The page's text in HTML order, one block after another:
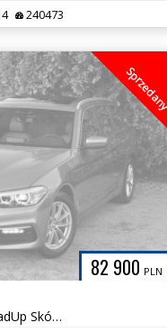
240473
82 900 PLN
Sprzedany
BMW 520D Panorama HeadUp Skóra HAK 100% Bezwypadkowa Śliczna